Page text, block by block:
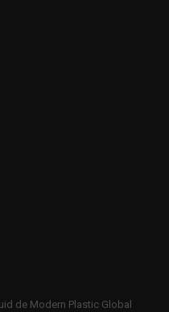
de Modern Plastic Global